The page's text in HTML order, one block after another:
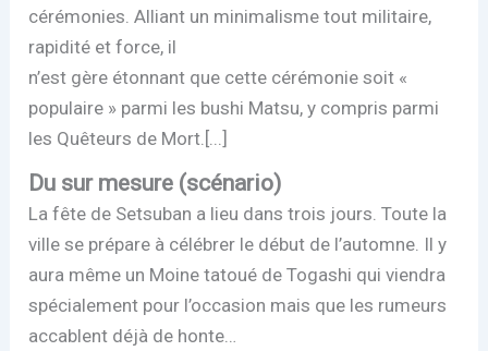
cérémonies. Alliant un minimalisme tout militaire,
rapidité et force, il
n’est gère étonnant que cette cérémonie soit «
populaire » parmi les bushi Matsu, y compris parmi
les Quêteurs de Mort.[...]
Du sur mesure (scénario)
La fête de Setsuban a lieu dans trois jours. Toute la
ville se prépare à célébrer le début de l’automne. Il y
aura même un Moine tatoué de Togashi qui viendra
spécialement pour l’occasion mais que les rumeurs
accablent déjà de honte…